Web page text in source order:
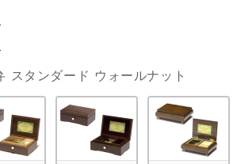
スタンダード ウォールナット